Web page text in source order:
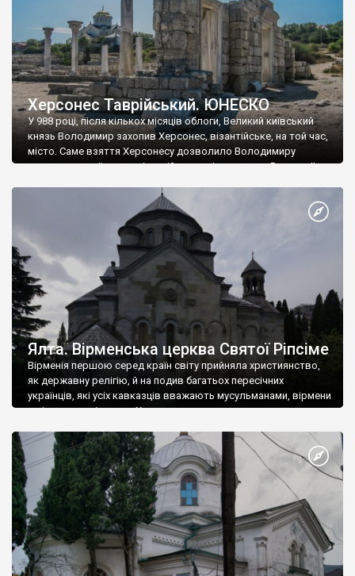
Херсонес Таврійський. ЮНЕСКО
У 988 році, після кількох місяців облоги, Великий київський
князь Володимир захопив Херсонес, візантійське, на той час,
місто. Саме взяття Херсонесу дозволило Володимиру
диктувати свої умови візантійському імператору Василю ІІ, та
Херсонесі Володимир-язичник, став Василем-християнином.
А потім було Хрещення Русі. На честь Херсонесу Таврійського
Ялта. Вірменська церква Святої Ріпсіме
Вірменія першою серед країн світу прийняла християнство,
як державну релігію, й на подив багатьох пересічних
українців, які усіх кавказців вважають мусульманами, вірмени
є відданими вірянами Христа